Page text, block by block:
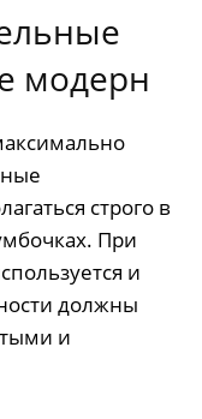
модерн
строго в
При
и
должны
и